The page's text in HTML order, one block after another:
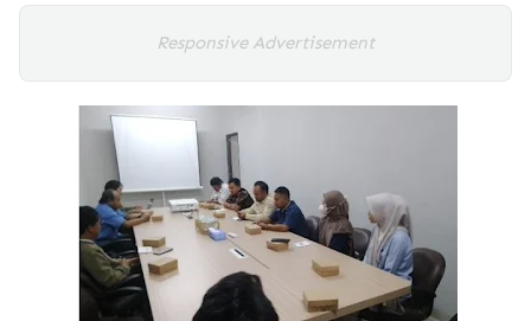
Responsive Advertisement